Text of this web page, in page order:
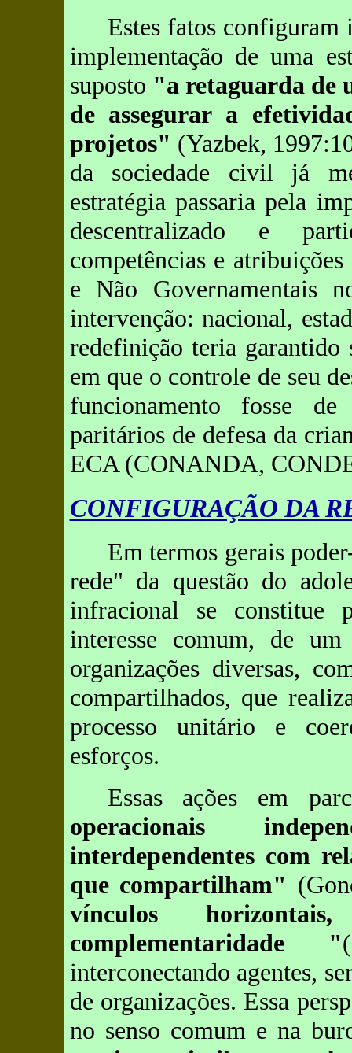
Estes fatos configuram
implementação de uma
suposto "a retaguarda de
de assegurar a
projetos" (Yazbek,
da sociedade civil já
estratégia passaria pela
descentralizado e
competências e
e Não Governamentais
intervenção: nacional,
redefinição teria garantido
em que o controle de seu
funcionamento fosse de
paritários de defesa da
ECA (CONANDA,
CONFIGURAÇÃO DA
Em termos gerais
rede" da questão do
infracional se constitue
interesse comum, de
organizações diversas,
compartilhados, que
processo unitário e
esforços.
Essas ações em
operacionais
interdependentes com
que compartilham"
vínculos
complementaridade "
interconectando agentes,
de organizações. Essa
no senso comum e na